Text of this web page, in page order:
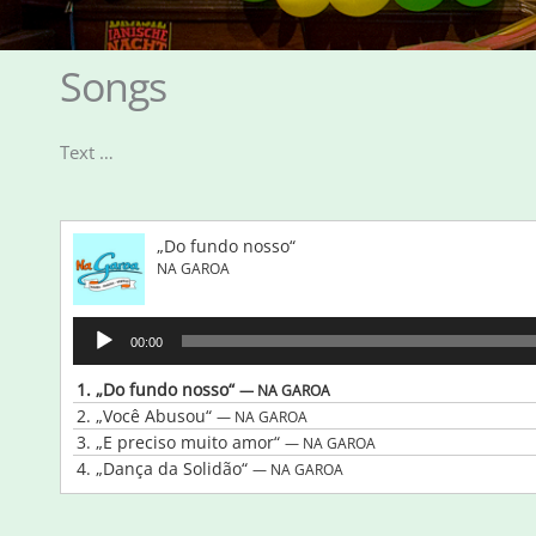
Songs
Text …
„Do fundo nosso“
NA GAROA
Audio-
Player
00:00
1. „Do fundo nosso“— NA GAROA
2. „Você Abusou“ — NA GAROA
3. „E preciso muito amor“ — NA GAROA
4. „Dança da Solidão“ — NA GAROA